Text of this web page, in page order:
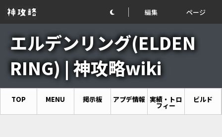
編集 ページ
エルデンリング(ELDEN
RING) | 神攻略wiki
TOP MENU 掲示板 アプデ情報 実績・トロ
フィー
ビルド